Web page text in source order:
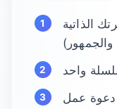
الذاتية
دعوة عمل